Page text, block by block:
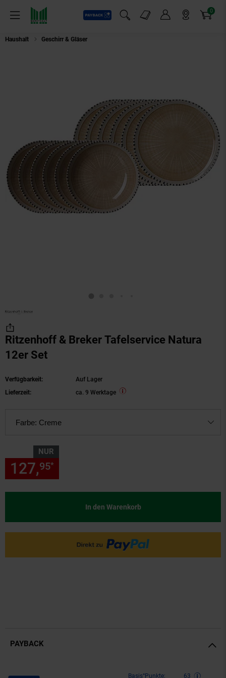
Menü
Payback
Suchfeld einblenden
Markt-Angebote 0
Artikel
Haushalt Geschirr & Gläser
Ritzenhoff & Breker Tafelservice Natura
12er Set
Verfügbarkeit:
Auf Lager
Lieferzeit:
ca. 9 Werktage
Farbe: Creme
NUR
127,95*
In den Warenkorb
PAYBACK
Basis°Punkte:
63